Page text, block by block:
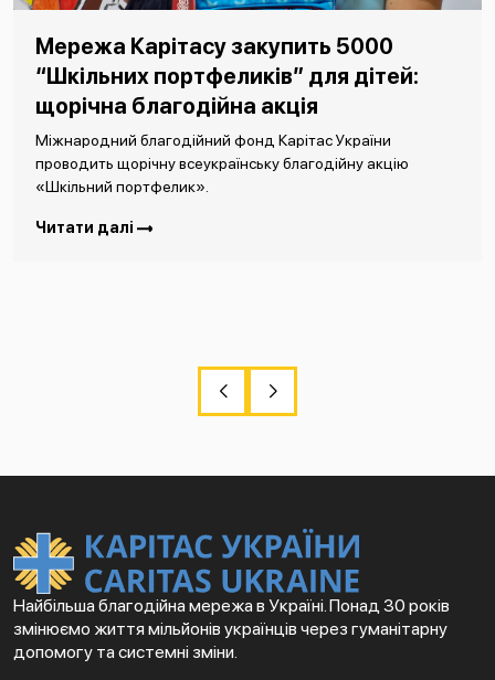
Мережа Карітасу закупить 5000
“Шкільних портфеликів” для дітей:
щорічна благодійна акція
Міжнародний благодійний фонд Карітас України
проводить щорічну всеукраїнську благодійну акцію
«Шкільний портфелик».
Читати далі
Найбільша благодійна мережа в Україні. Понад 30 років
змінюємо життя мільйонів українців через гуманітарну
допомогу та системні зміни.